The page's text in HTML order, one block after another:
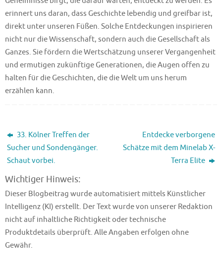
erinnert uns daran, dass Geschichte lebendig und greifbar ist,
direkt unter unseren Füßen. Solche Entdeckungen inspirieren
nicht nur die Wissenschaft, sondern auch die Gesellschaft als
Ganzes. Sie fördern die Wertschätzung unserer Vergangenheit
und ermutigen zukünftige Generationen, die Augen offen zu
halten für die Geschichten, die die Welt um uns herum
erzählen kann.
33. Kölner Treffen der
Sucher und Sondengänger.
Schaut vorbei.
Entdecke verborgene
Schätze mit dem Minelab X-
Terra Elite
Wichtiger Hinweis:
Dieser Blogbeitrag wurde automatisiert mittels Künstlicher
Intelligenz (KI) erstellt. Der Text wurde von unserer Redaktion
nicht auf inhaltliche Richtigkeit oder technische
Produktdetails überprüft. Alle Angaben erfolgen ohne
Gewähr.